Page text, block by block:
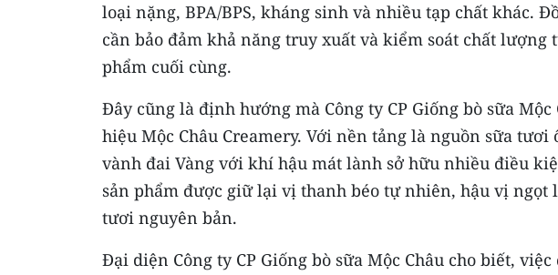
loại nặng, BPA/BPS, kháng sinh và nhiều tạp chất khác.
cần bảo đảm khả năng truy xuất và kiểm soát chất
phẩm cuối cùng.
Đây cũng là định hướng mà Công ty CP Giống bò sữa
hiệu Mộc Châu Creamery. Với nền tảng là nguồn sữa
vành đai Vàng với khí hậu mát lành sở hữu nhiều điều
sản phẩm được giữ lại vị thanh béo tự nhiên, hậu vị ngọt
tươi nguyên bản.
Đại diện Công ty CP Giống bò sữa Mộc Châu cho biết,